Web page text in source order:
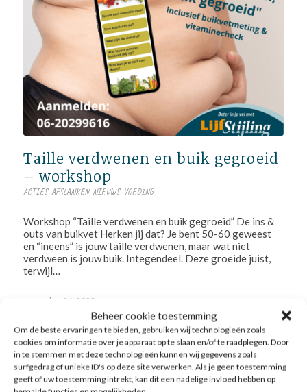
Beheer cookie toestemming
Om de beste ervaringen te bieden, gebruiken wij technologieën zoals
cookies om informatie over je apparaat op te slaan en/of te raadplegen. Door
in te stemmen met deze technologieën kunnen wij gegevens zoals
surfgedrag of unieke ID's op deze site verwerken. Als je geen toestemming
geeft of uw toestemming intrekt, kan dit een nadelige invloed hebben op
Taille verdwenen en buik gegroeid
– workshop
ACTIES,AFSLANKEN, NIEUWS, VOEDING
Workshop “Taille verdwenen en buik gegroeid” De ins &
outs van buikvet Herken jij dat? Je bent 50-60 geweest
en “ineens” is jouw taille verdwenen, maar wat niet
verdween is jouw buik. Integendeel. Deze groeide juist,
terwijl…
november 26, 2022